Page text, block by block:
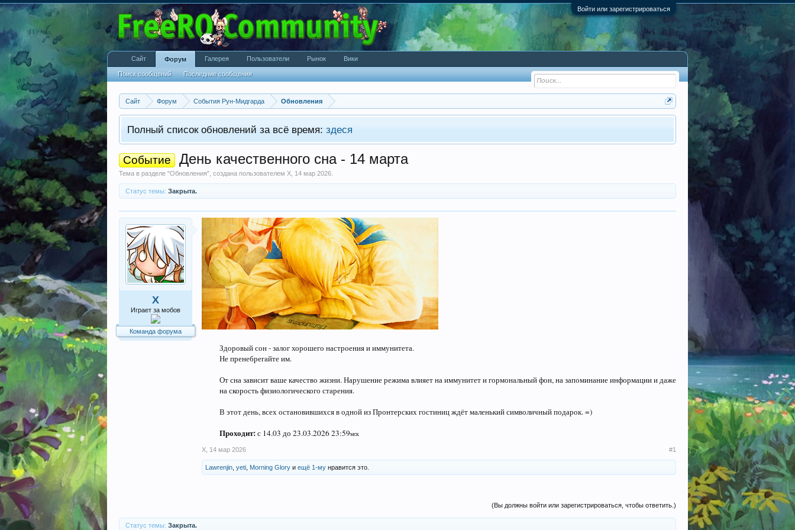
Войти или зарегистрироваться
Сайт Форум События Рун-Мидгарда Обновления
Полный список обновлений за всё время: здеся
Событие День качественного сна - 14 марта
Тема в разделе "Обновления", создана пользователем X 14 мар 2026
Статус темы: Закрыта.
X
Играет за мобов
Команда форума
Здоровый сон - залог хорошего настроения и иммунитета.
Не пренебрегайте им.
От сна зависит ваше качество жизни. Нарушение режима влияет на иммунитет и гормональный фон, на запоминание информации и даже
на скорость физиологического старения.
В этот день, всех остановившихся в одной из Пронтерских гостиниц ждёт маленький символичный подарок. =)
Проходит:с 14.03 до 23.03.2026 23:59мск
X 14 мар 2026 #1
Lawrenjin yeti Morning Glory и ещё 1-му нравится это.
(Вы должны войти или зарегистрироваться, чтобы ответить.)
Статус темы: Закрыта.
Сайт Форум
Поиск сообщений Последние сообщения
Галерея Пользователи Рынок Вики